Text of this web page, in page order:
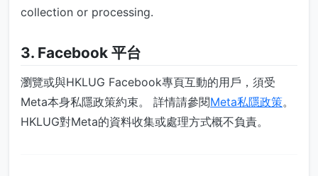
collection or processing.
3. Facebook 平台
瀏覽或與HKLUG Facebook專頁互動的用戶，須受
Meta本身私隱政策約束。 詳情請參閱Meta私隱政策。
HKLUG對Meta的資料收集或處理方式概不負責。